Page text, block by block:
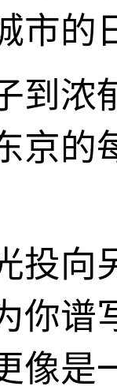
市的
到浓
京的
投
你谱
像是